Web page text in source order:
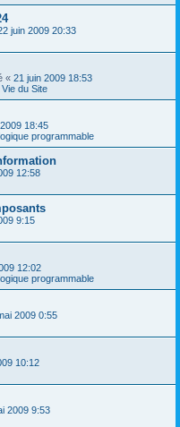
juin 2009 20:33
« 21 juin 2009 18:53
du Site
18:45
programmable
12:58
9:15
12:02
programmable
2009 0:55
10:12
2009 9:53